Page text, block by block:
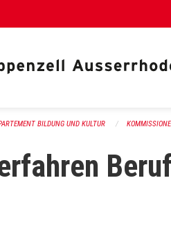
BILDUNG UND KULTUR